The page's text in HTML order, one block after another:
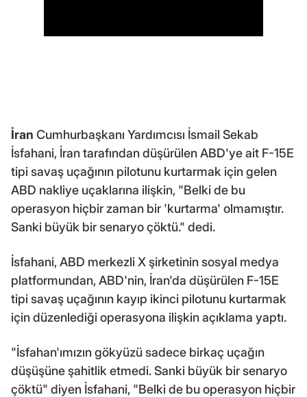
İran Cumhurbaşkanı Yardımcısı İsmail Sekab
İsfahani, İran tarafından düşürülen ABD'ye ait F-15E
tipi savaş uçağının pilotunu kurtarmak için gelen
ABD nakliye uçaklarına ilişkin, "Belki de bu
operasyon hiçbir zaman bir 'kurtarma' olmamıştır.
Sanki büyük bir senaryo çöktü." dedi.
İsfahani, ABD merkezli X şirketinin sosyal medya
platformundan, ABD'nin, İran'da düşürülen F-15E
tipi savaş uçağının kayıp ikinci pilotunu kurtarmak
için düzenlediği operasyona ilişkin açıklama yaptı.
"İsfahan'ımızın gökyüzü sadece birkaç uçağın
düşüşüne şahitlik etmedi. Sanki büyük bir senaryo
çöktü" diyen İsfahani, "Belki de bu operasyon hiçbir